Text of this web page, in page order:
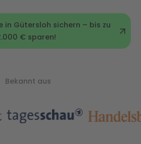
in Gütersloh sichern – bis zu
€ sparen!
Bekannt aus